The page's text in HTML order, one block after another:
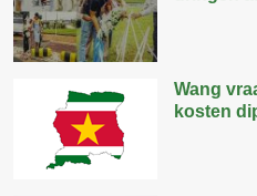
Wang
kosten